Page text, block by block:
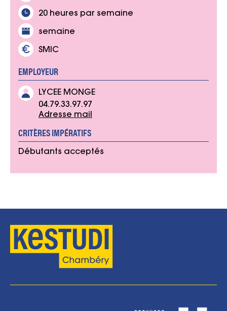
20 heures par semaine
semaine
SMIC
EMPLOYEUR
LYCEE MONGE
04.79.33.97.97
Adresse mail
CRITÈRES IMPÉRATIFS
Débutants acceptés